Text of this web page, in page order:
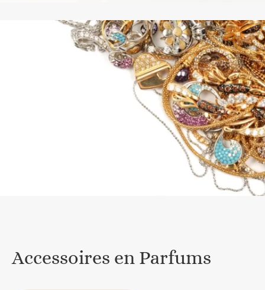
Accessoires en Parfums